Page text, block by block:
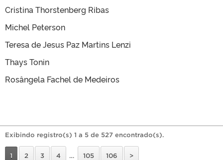
Cristina Thorstenberg Ribas
Michel Peterson
Teresa de Jesus Paz Martins Lenzi
Thays Tonin
Rosângela Fachel de Medeiros
Exibindo registro(s) 1 a 5 de 527 encontrado(s).
1 2 3 4 … 105 106 >